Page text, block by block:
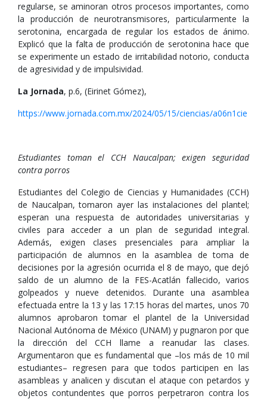
regularse, se aminoran otros procesos importantes, como
la producción de neurotransmisores, particularmente la
serotonina, encargada de regular los estados de ánimo.
Explicó que la falta de producción de serotonina hace que
se experimente un estado de irritabilidad notorio, conducta
de agresividad y de impulsividad.
La Jornada, p.6, (Eirinet Gómez),
https://www.jornada.com.mx/2024/05/15/ciencias/a06n1cie
Estudiantes toman el CCH Naucalpan; exigen seguridad
contra porros
Estudiantes del Colegio de Ciencias y Humanidades (CCH)
de Naucalpan, tomaron ayer las instalaciones del plantel;
esperan una respuesta de autoridades universitarias y
civiles para acceder a un plan de seguridad integral.
Además, exigen clases presenciales para ampliar la
participación de alumnos en la asamblea de toma de
decisiones por la agresión ocurrida el 8 de mayo, que dejó
saldo de un alumno de la FES-Acatlán fallecido, varios
golpeados y nueve detenidos. Durante una asamblea
efectuada entre la 13 y las 17:15 horas del martes, unos 70
alumnos aprobaron tomar el plantel de la Universidad
Nacional Autónoma de México (UNAM) y pugnaron por que
la dirección del CCH llame a reanudar las clases.
Argumentaron que es fundamental que –los más de 10 mil
estudiantes– regresen para que todos participen en las
asambleas y analicen y discutan el ataque con petardos y
objetos contundentes que porros perpetraron contra los